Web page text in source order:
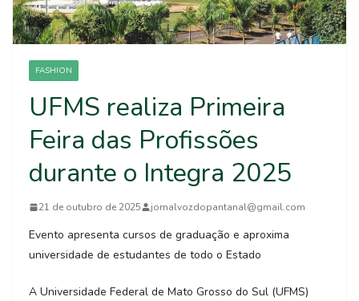
FASHION
UFMS realiza Primeira
Feira das Profissões
durante o Integra 2025
21 de outubro de 2025 jornalvozdopantanal@gmail.com
Evento apresenta cursos de graduação e aproxima
universidade de estudantes de todo o Estado
A Universidade Federal de Mato Grosso do Sul (UFMS)